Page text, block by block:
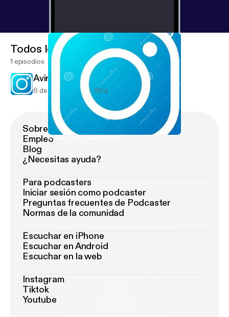
Aviral Voice Over (Trailer)
Todos los episodios
1 episodios
Aviral Voice Over (Trailer)
6 de sep de 2020 20 s
Sobre Podimo
Empleo
Blog
¿Necesitas ayuda?
Para podcasters
Iniciar sesión como podcaster
Preguntas frecuentes de Podcaster
Normas de la comunidad
Escuchar en iPhone
Escuchar en Android
Escuchar en la web
Instagram
Tiktok
Youtube